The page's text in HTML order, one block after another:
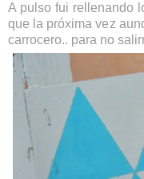
A pulso fui rellenando
que la próxima vez
carrocero.. para no